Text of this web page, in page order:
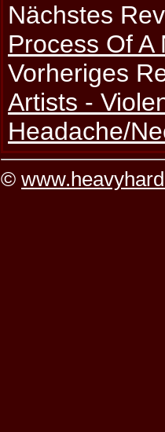
Nächstes
Process Of A
Vorheriges
Artists -
Headache/
©